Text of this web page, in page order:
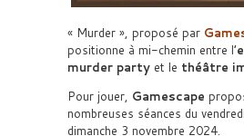
« Murder », proposé par
positionne à mi-chemin entre l’
murder party et le théâtre
Pour jouer, Gamescape
nombreuses séances du
dimanche 3 novembre 2024.